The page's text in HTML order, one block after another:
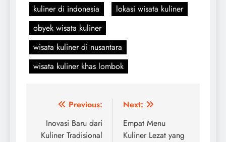
kuliner di indonesia
lokasi wisata kuliner
obyek wisata kuliner
wisata kuliner di nusantara
wisata kuliner khas lombok
Navigasi
pos
Previous:
Inovasi Baru dari
Kuliner Tradisional
Next:
Empat Menu
Kuliner Lezat yang